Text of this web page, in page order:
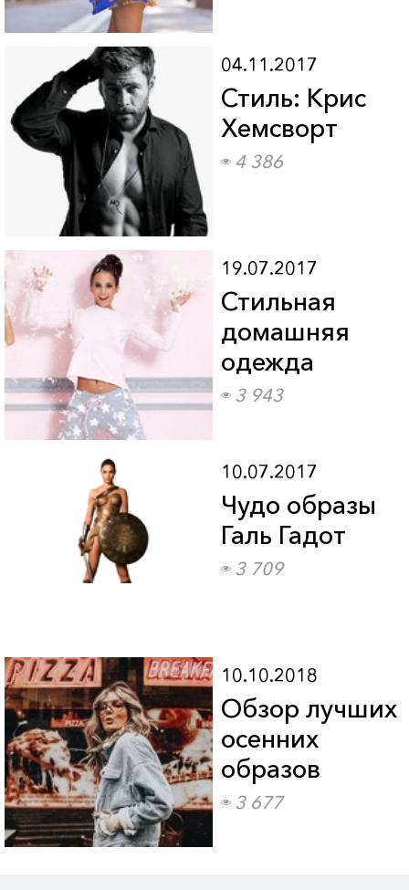
04.11.2017
Стиль: Крис
Хемсворт
4 386
19.07.2017
Стильная
домашняя
одежда
3 943
10.07.2017
Чудо образы
Галь Гадот
3 709
10.10.2018
Обзор лучших
осенних
образов
3 677